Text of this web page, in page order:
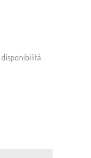
disponibilità